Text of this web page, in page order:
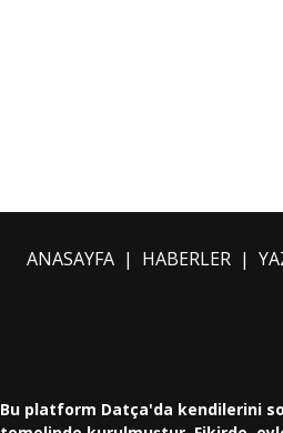
ANASAYFA| HABERLER|
Bu platform Datça'da kendilerini